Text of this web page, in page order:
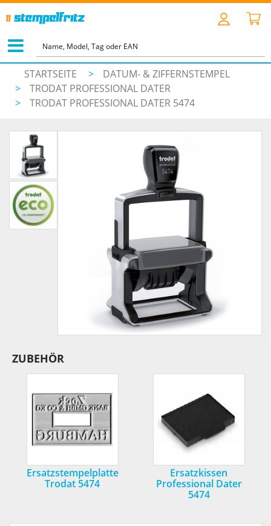
STARTSEITE >
DATUM- & ZIFFERNSTEMPEL
>
TRODAT PROFESSIONAL DATER
>
TRODAT PROFESSIONAL DATER 5474
ZUBEHÖR
Ersatzstempelplatte
Trodat 5474
Ersatzkissen
Professional Dater
5474